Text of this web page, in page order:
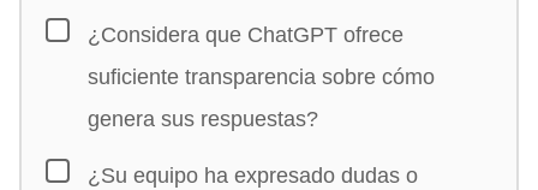
¿Considera que ChatGPT ofrece
suficiente transparencia sobre cómo
genera sus respuestas?
¿Su equipo ha expresado dudas o